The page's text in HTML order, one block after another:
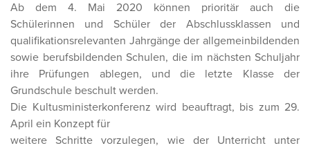
Ab dem 4. Mai 2020 können prioritär auch die
Schülerinnen und Schüler der Abschlussklassen und
qualifikationsrelevanten Jahrgänge der allgemeinbildenden
sowie berufsbildenden Schulen, die im nächsten Schuljahr
ihre Prüfungen ablegen, und die letzte Klasse der
Grundschule beschult werden.
Die Kultusministerkonferenz wird beauftragt, bis zum 29.
April ein Konzept für
weitere Schritte vorzulegen, wie der Unterricht unter